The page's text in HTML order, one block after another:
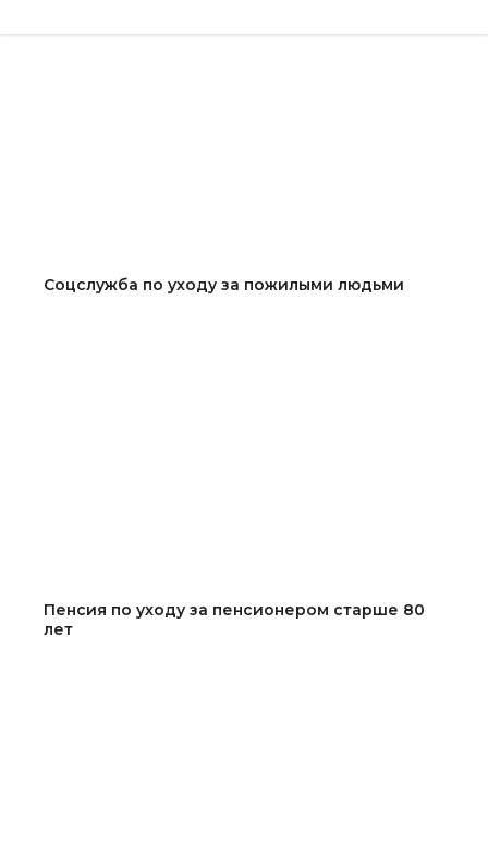
Соцслужба по уходу за пожилыми людьми
Пенсия по уходу за пенсионером старше 80
лет